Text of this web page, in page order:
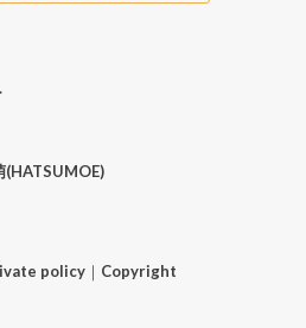
(HATSUMOE)
policy｜ Copyright